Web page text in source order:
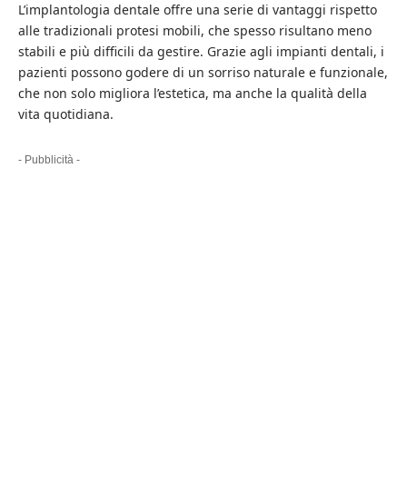
L’implantologia dentale offre una serie di vantaggi rispetto
alle tradizionali protesi mobili, che spesso risultano meno
stabili e più difficili da gestire. Grazie agli impianti dentali, i
pazienti possono godere di un sorriso naturale e funzionale,
che non solo migliora l’estetica, ma anche la qualità della
vita quotidiana.
- Pubblicità -